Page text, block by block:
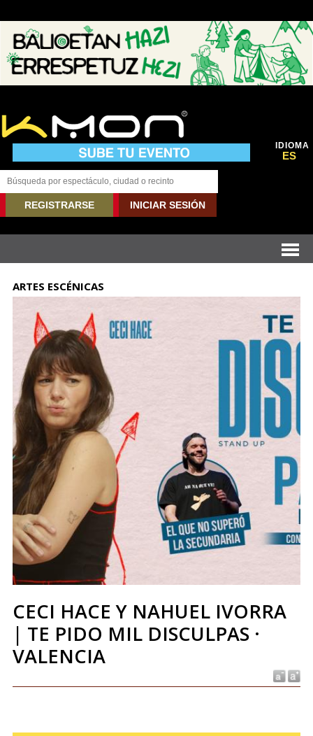
IDIOMA
ES
REGISTRARSE INICIAR SESIÓN
ARTES ESCÉNICAS
CECI HACE Y NAHUEL IVORRA
| TE PIDO MIL DISCULPAS ·
VALENCIA